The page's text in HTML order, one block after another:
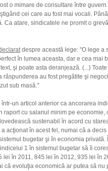
o mimare de consultare între
cei care au fost mai vocali.
Ca atare, sindicatele ne promit o
despre această lege: "O lege a
în lumea aceasta, dar e cea mai
şi poate asta deranjează. (...)
răspunderea au fost pregătite şi
sub masă."
într-un articol anterior ca ancorarea
raport cu salariul minim pe economie,
sustenabil în acord cu
acţionat în acest fel, numai că a
bugetar şi în economia
1 în sistemul bugetar să îi
lei în 2011, 845 lei în 2012, 935 lei în
că evoluţia economică ar putea să nu